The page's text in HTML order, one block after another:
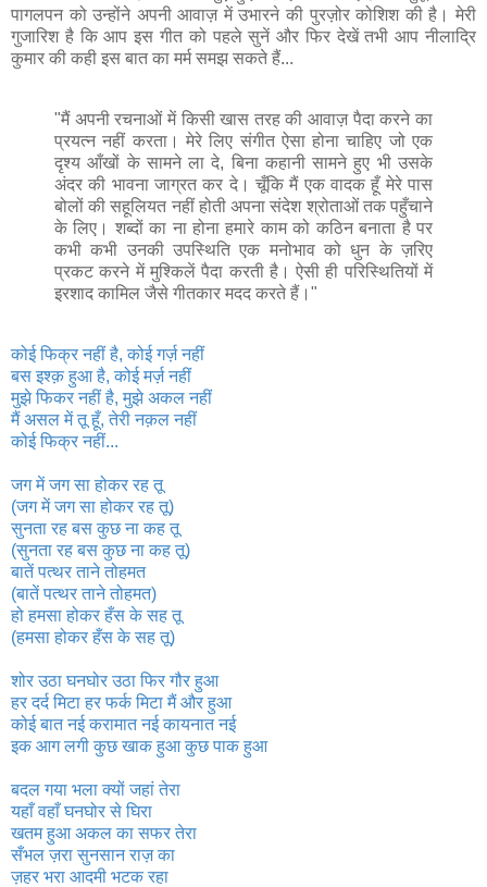
पागलपन को उन्होंने अपनी आवाज़ में उभारने की पुरज़ोर कोशिश की है। मेरी
गुजारिश है कि आप इस गीत को पहले सुनें और फिर देखें तभी आप नीलाद्रि
कुमार की कही इस बात का मर्म समझ सकते हैं...
"मैं अपनी रचनाओं में किसी खास तरह की आवाज़ पैदा करने का
प्रयत्न नहीं करता। मेरे लिए संगीत ऐसा होना चाहिए जो एक
दृश्य आँखों के सामने ला दे, बिना कहानी सामने हुए भी उसके
अंदर की भावना जाग्रत कर दे। चूँकि मैं एक वादक हूँ मेरे पास
बोलों की सहूलियत नहीं होती अपना संदेश श्रोताओं तक पहुँचाने
के लिए। शब्दों का ना होना हमारे काम को कठिन बनाता है पर
कभी कभी उनकी उपस्थिति एक मनोभाव को धुन के ज़रिए
प्रकट करने में मुश्किलें पैदा करती है। ऐसी ही परिस्थितियों में
इरशाद कामिल जैसे गीतकार मदद करते हैं।"
कोई फिक्र नहीं है, कोई गर्ज़ नहीं
बस इश्क़ हुआ है, कोई मर्ज़ नहीं
मुझे फिकर नहीं है, मुझे अकल नहीं
मैं असल में तू हूँ, तेरी नक़ल नहीं
कोई फिक्र नहीं...
जग में जग सा होकर रह तू
(जग में जग सा होकर रह तू)
सुनता रह बस कुछ ना कह तू
(सुनता रह बस कुछ ना कह तू)
बातें पत्थर ताने तोहमत
(बातें पत्थर ताने तोहमत)
हो हमसा होकर हँस के सह तू
(हमसा होकर हँस के सह तू)
शोर उठा घनघोर उठा फिर गौर हुआ
हर दर्द मिटा हर फर्क मिटा मैं और हुआ
कोई बात नई करामात नई कायनात नई
इक आग लगी कुछ खाक हुआ कुछ पाक हुआ
बदल गया भला क्यों जहां तेरा
यहाँ वहाँ घनघोर से घिरा
खतम हुआ अकल का सफर तेरा
सँभल ज़रा सुनसान राज़ का
ज़हर भरा आदमी भटक रहा